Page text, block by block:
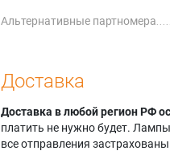
Альтернативные партномера
Доставка
Доставка в любой регион РФ
платить не нужно будет.
все отправления